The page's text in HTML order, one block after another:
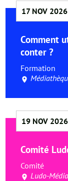
17 NOV
Comment
conter ?
Formation
19 NOV
Comité
Comité
Ludo-